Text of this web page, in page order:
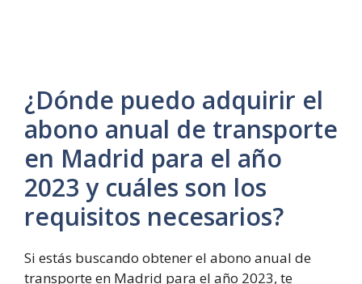
¿Dónde puedo adquirir el
abono anual de transporte
en Madrid para el año
2023 y cuáles son los
requisitos necesarios?
Si estás buscando obtener el abono anual de
transporte en Madrid para el año 2023, te